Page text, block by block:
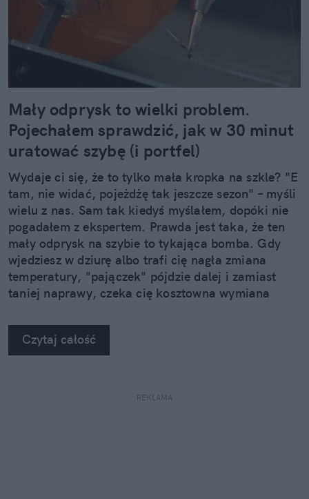
Mały odprysk to wielki problem.
Pojechałem sprawdzić, jak w 30 minut
uratować szybę (i portfel)
Wydaje ci się, że to tylko mała kropka na szkle? "E
tam, nie widać, pojeżdżę tak jeszcze sezon" – myśli
wielu z nas. Sam tak kiedyś myślałem, dopóki nie
pogadałem z ekspertem. Prawda jest taka, że ten
mały odprysk na szybie to tykająca bomba. Gdy
wjedziesz w dziurę albo trafi cię nagła zmiana
temperatury, "pajączek" pójdzie dalej i zamiast
taniej naprawy, czeka cię kosztowna wymiana
na własne oczy zobaczyć, jak profesjonaliści radzą
sobie z takimi uszkodzeniami.
Czytaj całość
REKLAMA